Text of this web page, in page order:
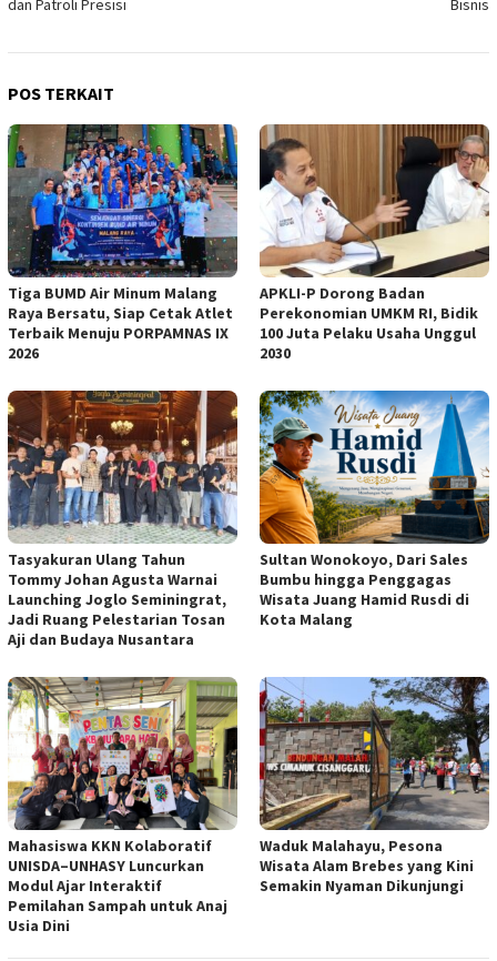
dan Patroli Presisi Bisnis
POS TERKAIT
Tiga BUMD Air Minum Malang
Raya Bersatu, Siap Cetak Atlet
Terbaik Menuju PORPAMNAS IX
2026
APKLI-P Dorong Badan
Perekonomian UMKM RI, Bidik
100 Juta Pelaku Usaha Unggul
2030
Tasyakuran Ulang Tahun
Tommy Johan Agusta Warnai
Launching Joglo Seminingrat,
Jadi Ruang Pelestarian Tosan
Aji dan Budaya Nusantara
Sultan Wonokoyo, Dari Sales
Bumbu hingga Penggagas
Wisata Juang Hamid Rusdi di
Kota Malang
Mahasiswa KKN Kolaboratif
UNISDA–UNHASY Luncurkan
Modul Ajar Interaktif
Pemilahan Sampah untuk Anaj
Usia Dini
Waduk Malahayu, Pesona
Wisata Alam Brebes yang Kini
Semakin Nyaman Dikunjungi